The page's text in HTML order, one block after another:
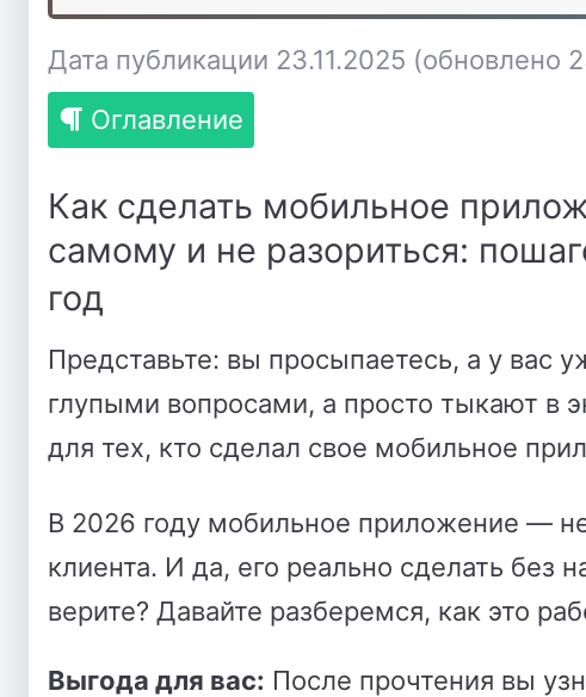
Дата публикации 23.11.2025 (обновлено
Оглавление
Как сделать мобильное
самому и не разориться:
год
Представьте: вы просыпаетесь, а у вас
глупыми вопросами, а просто тыкают в
для тех, кто сделал свое мобильное
В 2026 году мобильное приложение —
клиента. И да, его реально сделать без
верите? Давайте разберемся, как это
Выгода для вас: После прочтения вы